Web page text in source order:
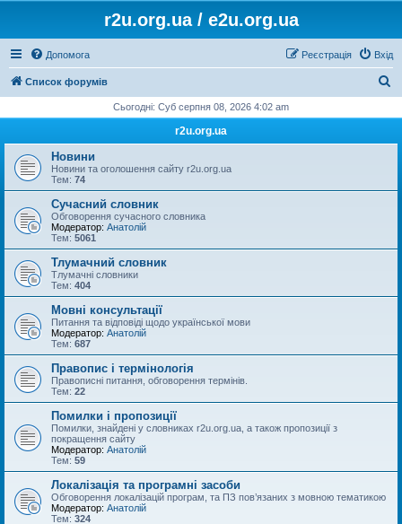
r2u.org.ua / e2u.org.ua
Допомога Вхід
Реєстрація
Список форумів
у
Сьогодні: Суб серпня 08, 2026 4:02 am
r2u.org.ua
Новини
Новини та оголошення сайту r2u.org.ua
Тем: 74
Сучасний словник
Обговорення сучасного словника
Модератор: Анатолій
Тем: 5061
Тлумачний словник
Тлумачні словники
Тем: 404
Мовні консультації
Питання та відповіді щодо української мови
Модератор: Анатолій
Тем: 687
Правопис і термінологія
Правописні питання, обговорення термінів.
Тем: 22
Помилки і пропозиції
Помилки, знайдені у словниках r2u.org.ua, а також пропозиції з
покращення сайту
Модератор: Анатолій
Тем: 59
Локалізація та програмні засоби
Обговорення локалізацій програм, та ПЗ пов’язаних з мовною тематикою
Модератор: Анатолій
Тем: 324